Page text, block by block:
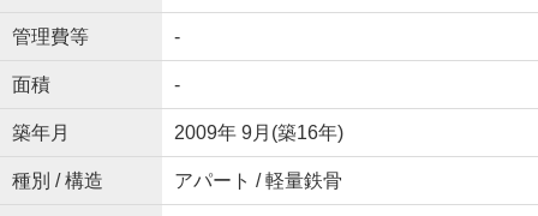
管理費等 -
面積 -
築年月 2009年 9月(築16年)
種別 / 構造 アパート / 軽量鉄骨